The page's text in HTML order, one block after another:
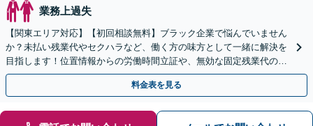
業務上過失
【関東エリア対応】【初回相談無料】ブラック企業で悩んでいません
か？未払い残業代やセクハラなど、働く方の味方として一緒に解決を
目指します！位置情報からの労働時間立証や、無効な固定残業代の調
査もお任せください。【夜間や休日相談可】
料金表を見る